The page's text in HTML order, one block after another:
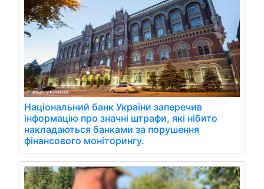
Національний банк України заперечив
інформацію про значні штрафи, які нібито
накладаються банками за порушення
фінансового моніторингу.